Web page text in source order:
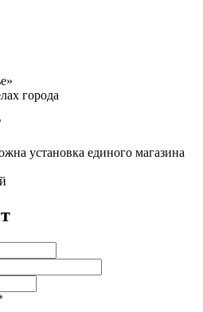
города
установка единого магазина